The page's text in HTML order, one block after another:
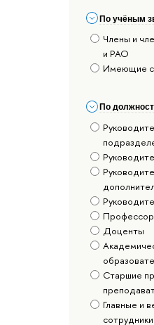
По учёным
Члены и
и РАО
Имеющие
По
Доценты
Старшие
Главные и
сотрудники